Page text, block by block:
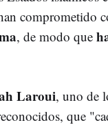
comprometido
, de modo que
Laroui, uno de
que